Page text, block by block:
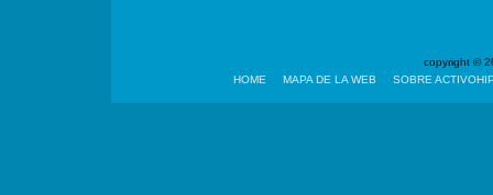
copyright ©
HOME
MAPA DE LA WEB SOBRE